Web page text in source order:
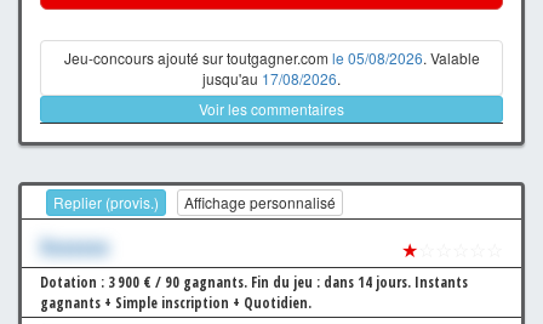
Jeu-concours ajouté sur toutgagner.com le 05/08/2026. Valable
jusqu'au 17/08/2026.
Voir les commentaires
Replier (provis.) Affichage personnalisé
Xxxxxxx ★
Dotation : 3 900 € / 90 gagnants. Fin du jeu : dans 14 jours. Instants
gagnants + Simple inscription + Quotidien.